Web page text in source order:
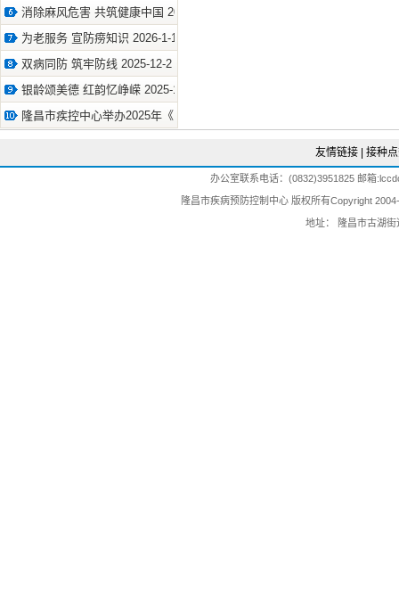
消除麻风危害 共筑健康中国 2026-1-29
为老服务 宣防痨知识 2026-1-12
双病同防 筑牢防线 2025-12-2
银龄颂美德 红韵忆峥嵘 2025-10-29
隆昌市疾控中心举办2025年《.. 2025-8-7
友情链接 接种
办公室联系电话：(0832)3951825 邮箱
隆昌市疾病预防控制中心 版权所有Copyright
地址： 隆昌市古湖